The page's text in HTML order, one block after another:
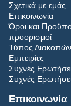
Σχετικά με εμάς
Επικοινωνία
Όροι και
προορισμοί
Τύπος Διακοπών
Εμπειρίες
Συχνές
Συχνές
Επικοινωνία